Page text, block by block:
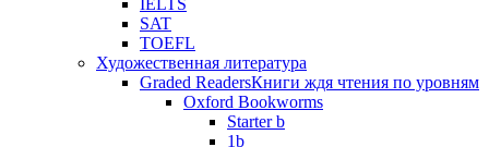
IELTS
SAT
TOEFL
Художественная литература
Graded ReadersКниги ждя чтения по уровням
Oxford Bookworms
Starter b
1b